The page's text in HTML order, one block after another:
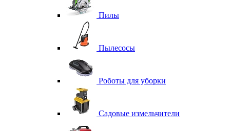
Пилы
Пылесосы
Роботы для уборки
Садовые измельчители